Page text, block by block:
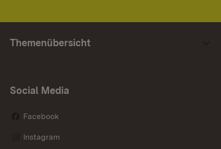
Themenübersicht
Social Media
Facebook
Instagram